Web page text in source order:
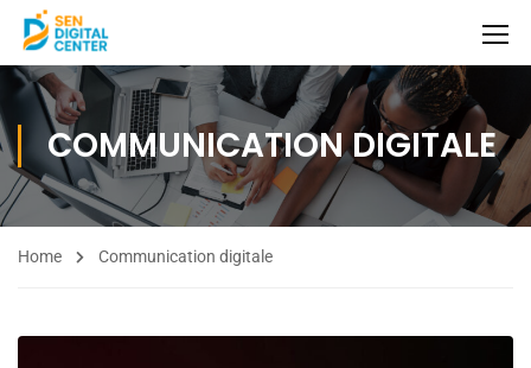
COMMUNICATION DIGITALE
Home Communication digitale